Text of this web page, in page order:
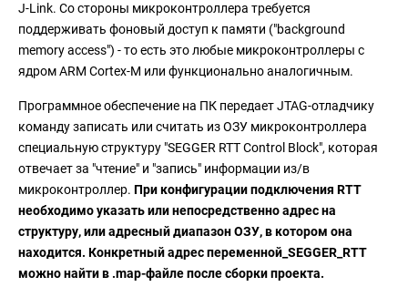
J-Link. Со стороны микроконтроллера требуется
поддерживать фоновый доступ к памяти ("background
memory access") - то есть это любые микроконтроллеры с
ядром ARM Cortex-M или функционально аналогичным.
Программное обеспечение на ПК передает JTAG-отладчику
команду записать или считать из ОЗУ микроконтроллера
специальную структуру "SEGGER RTT Control Block", которая
отвечает за "чтение" и "запись" информации из/в
микроконтроллер. При конфигурации подключения RTT
необходимо указать или непосредственно адрес на
структуру, или адресный диапазон ОЗУ, в котором она
находится. Конкретный адрес переменной_SEGGER_RTT
можно найти в .map-файле после сборки проекта.